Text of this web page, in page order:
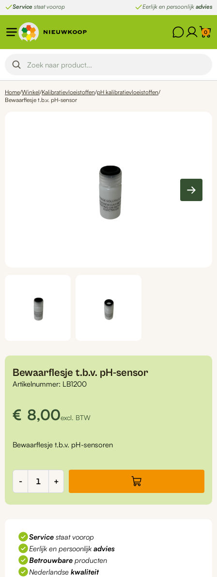
Ga
naar
de
inhoud
Service staat voorop Eerlijk en persoonlijk advies
0
Home/Winkel/Kalibratievloeistoffen/pH kalibratievloeistoffen/
Bewaarflesje t.b.v. pH-sensor
Bewaarflesje t.b.v. pH-sensor
Artikelnummer: LB1200
€ 8,00excl. BTW
Bewaarflesje t.b.v. pH-sensoren
Bewaarflesje
t.b.v.
pH-
sensor
- +
Service staat voorop
Eerlijk en persoonlijk advies
Betrouwbare producten
Nederlandse kwaliteit